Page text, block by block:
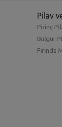
yemekler ve
Her sebze
patlıcanla
mor renge
neredeyse
çok
Pilav
Pirinç
Bulgur
Fırında